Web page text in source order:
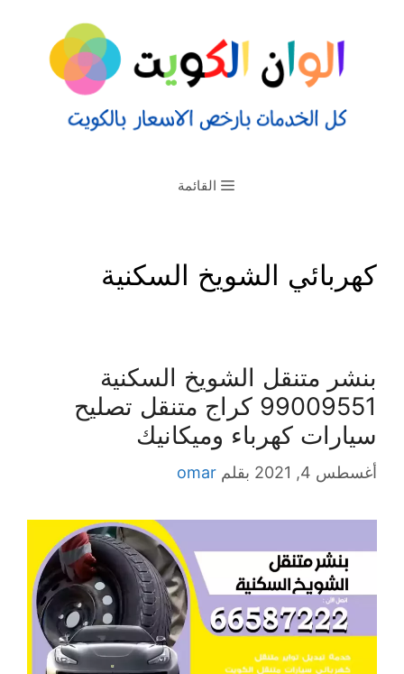
القائمة
كهربائي الشويخ السكنية
بنشر متنقل الشويخ السكنية
99009551‬ كراج متنقل تصليح
سيارات كهرباء وميكانيك
أغسطس 4, 2021 بقلم omar